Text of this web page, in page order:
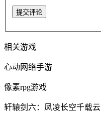
提交评论
相关游戏
心动网络手游
像素rpg游戏
轩辕剑六：凤凌长空千载云